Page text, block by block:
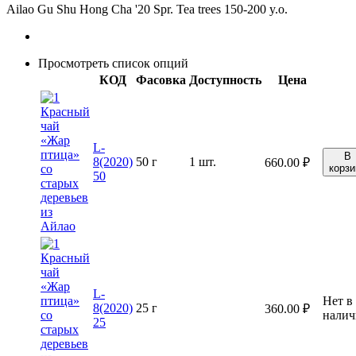
Ailao Gu Shu Hong Cha '20 Spr. Tea trees 150-200 y.o.
Просмотреть список опций
КОД
Фасовка Доступность Цена
L-
8(2020)
50
50 г 1 шт. 660.00 ₽
В
L-
8(2020)
25
25 г 360.00 ₽
Нет в